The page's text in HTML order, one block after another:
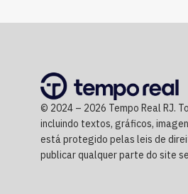
© 2024 – 2026 Tempo Real RJ.
incluindo textos, gráficos,
está protegido pelas leis de
publicar qualquer parte do site